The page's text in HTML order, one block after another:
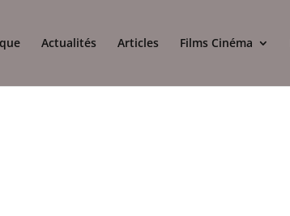
Actualités Articles Films Cinéma